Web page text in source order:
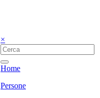
×
Home
Persone